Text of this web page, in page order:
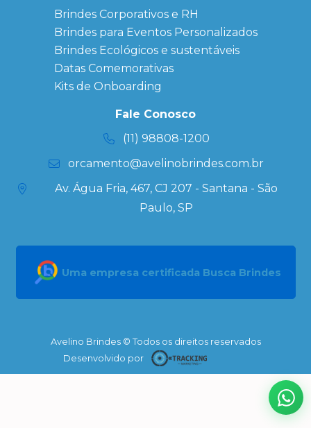
Brindes
Corporativos
Copos Térmicos
Personalizados
Datas Especiais
Ecobag
Personalizada
Kits
Brindes Corporativos e RH
Brindes para Eventos Personalizados
Brindes Ecológicos e sustentáveis
Datas Comemorativas
Kits de Onboarding
Fale Conosco
(11) 98808-1200
orcamento@avelinobrindes.com.br
Av. Água Fria, 467, CJ 207 - Santana - São
Paulo, SP
Uma empresa certificada Busca Brindes
Avelino Brindes © Todos os direitos reservados
Desenvolvido por